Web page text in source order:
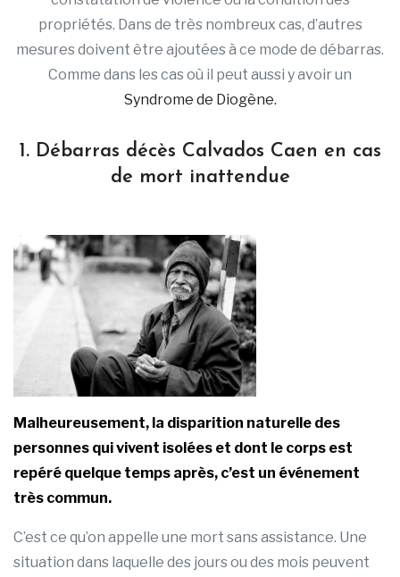
propriétés. Dans de très nombreux cas, d’autres
mesures doivent être ajoutées à ce mode de débarras.
Comme dans les cas où il peut aussi y avoir un
Syndrome de Diogène.
1. Débarras décès Calvados Caen en cas
de mort inattendue
Malheureusement, la disparition naturelle des
personnes qui vivent isolées et dont le corps est
repéré quelque temps après, c’est un événement
très commun.
C’est ce qu’on appelle une mort sans assistance. Une
situation dans laquelle des jours ou des mois peuvent